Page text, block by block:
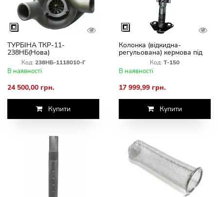
ТУРБІНА ТКР-11-
238НБ(Нова)
Код: 238НБ-1118010-Г
В наявності
24 500,00 грн.
Купити
Колонка (відкидна-
регульована) кермова під
насос дозатор Т-150
Код: Т-150
В наявності
17 999,99 грн.
Купити